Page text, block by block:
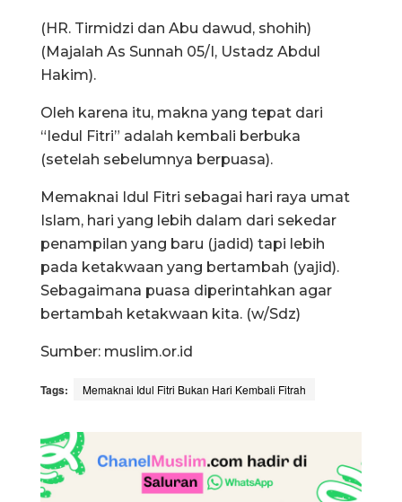
(HR. Tirmidzi dan Abu dawud, shohih)
(Majalah As Sunnah 05/I, Ustadz Abdul
Hakim).
Oleh karena itu, makna yang tepat dari
“Iedul Fitri” adalah kembali berbuka
(setelah sebelumnya berpuasa).
Memaknai Idul Fitri sebagai hari raya umat
Islam, hari yang lebih dalam dari sekedar
penampilan yang baru (jadid) tapi lebih
pada ketakwaan yang bertambah (yajid).
Sebagaimana puasa diperintahkan agar
bertambah ketakwaan kita. (w/Sdz)
Sumber: muslim.or.id
Tags: Memaknai Idul Fitri Bukan Hari Kembali Fitrah